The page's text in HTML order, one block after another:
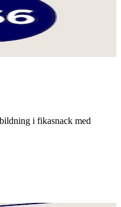
i fikasnack med